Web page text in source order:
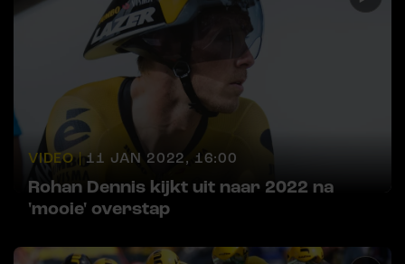
VIDEO | 11 JAN 2022, 16:00
Rohan Dennis kijkt uit naar 2022 na
'mooie' overstap